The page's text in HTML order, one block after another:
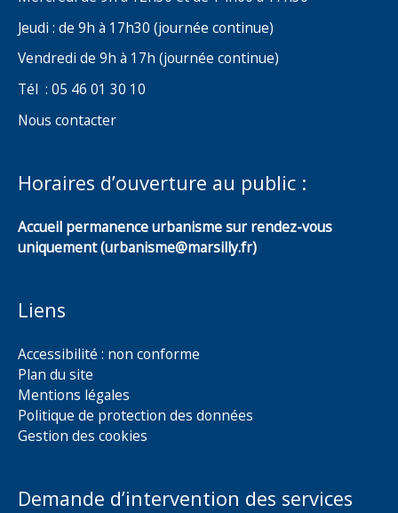
Jeudi : de 9h à 17h30 (journée continue)
Vendredi de 9h à 17h (journée continue)
Tél : 05 46 01 30 10
Nous contacter
Horaires d’ouverture au public :
Accueil permanence urbanisme sur rendez-vous
uniquement (urbanisme@marsilly.fr)
Liens
Accessibilité : non conforme
Plan du site
Mentions légales
Politique de protection des données
Gestion des cookies
Demande d’intervention des services